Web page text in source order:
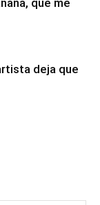
deja que